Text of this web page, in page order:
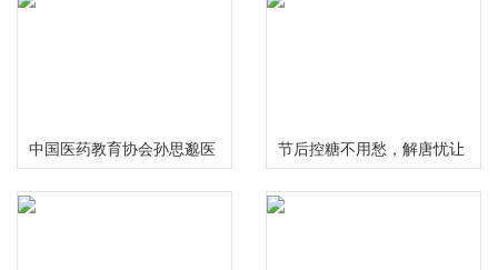
中国医药教育协会孙思邈医
德传承工作委员会大型义诊
节后控糖不用愁，解唐忧让
您畅享健康美味无负担